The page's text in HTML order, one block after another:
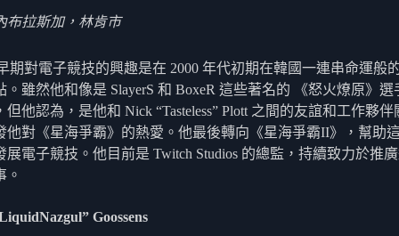
布拉斯加，林肯市
期對電子競技的興趣是在 2000 年代初期在韓國一連串命運般
。雖然他和像是 SlayerS 和 BoxeR 這些著名的 《怒火燎原》選
但他認為，是他和 Nick “Tasteless” Plott 之間的友誼和工作夥伴
他對《星海爭霸》的熱愛。他最後轉向《星海爭霸II》，幫助
展電子競技。他目前是 Twitch Studios 的總監，持續致力於推
。
Goossens